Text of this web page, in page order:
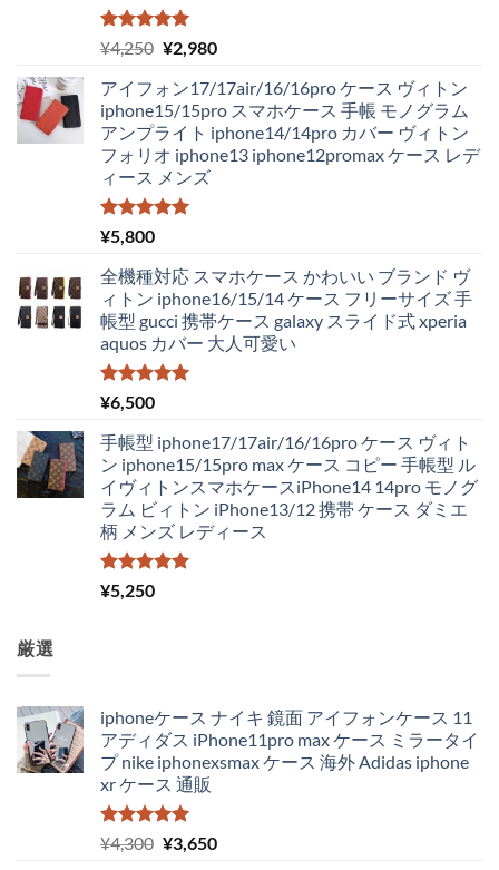
5段階中
5.00
の評価
¥4,250 元
価
格
は
¥4,250
で
し
¥2,980現
の
価
格
は
アイフォン17/17air/16/16pro ケース ヴィトン
iphone15/15pro スマホケース 手帳 モノグラム
アンプライト iphone14/14pro カバー ヴィトン
フォリオ iphone13 iphone12promax ケース レデ
ィース メンズ
5段階中
5.00
¥5,800
全機種対応 スマホケース かわいい ブランド ヴ
ィトン iphone16/15/14 ケース フリーサイズ 手
帳型 gucci 携帯ケース galaxy スライド式 xperia
aquos カバー 大人可愛い
5段階中
5.00
¥6,500
手帳型 iphone17/17air/16/16pro ケース ヴィト
ン iphone15/15pro max ケース コピー 手帳型 ル
イヴィトンスマホケースiPhone14 14pro モノグ
ラム ビィトン iPhone13/12 携帯 ケース ダミエ
柄 メンズ レディース
5段階中
5.00
¥5,250
厳選
iphoneケース ナイキ 鏡面 アイフォンケース 11
アディダス iPhone11pro max ケース ミラータイ
プ nike iphonexsmax ケース 海外 Adidas iphone
xr ケース 通販
5段階中
5.00
の評価
¥4,300 元
¥3,650現